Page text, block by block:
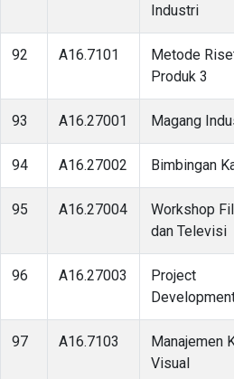
Industri
92 A16.7101
Metode
Produk 3
93 A16.27001 Magang
94 A16.27002 Bimbingan
95 A16.27004
Workshop
dan Televisi
96 A16.27003
Project
97 A16.7103
Manajemen
Visual